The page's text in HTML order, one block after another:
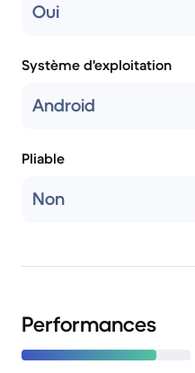
Oui
Système d'exploitation
Android
Pliable
Non
Performances